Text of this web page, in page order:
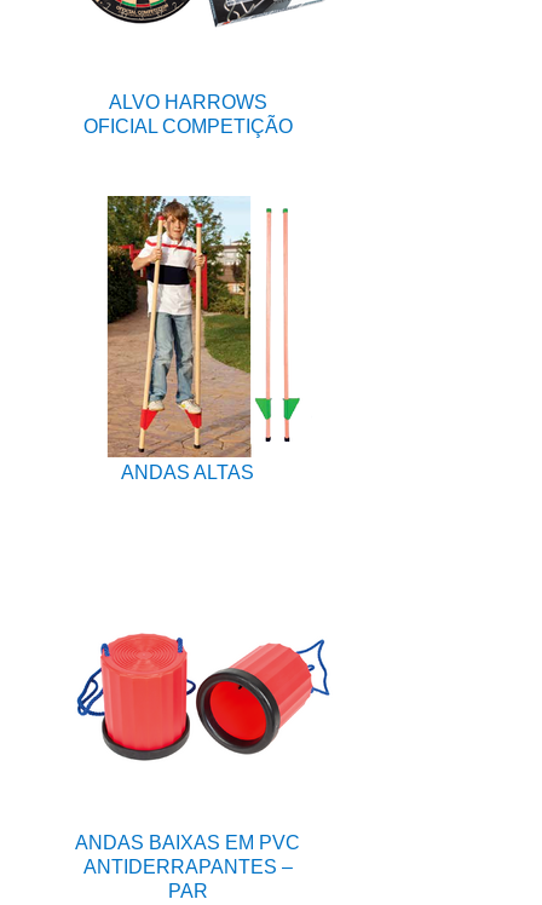
ALVO HARROWS
OFICIAL COMPETIÇÃO
ANDAS ALTAS
ANDAS BAIXAS EM PVC
ANTIDERRAPANTES –
PAR